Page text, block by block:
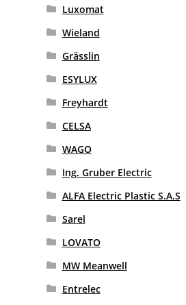
Luxomat
Wieland
Grässlin
ESYLUX
Freyhardt
CELSA
WAGO
Ing. Gruber Electric
ALFA Electric Plastic S.A.S
Sarel
LOVATO
MW Meanwell
Entrelec